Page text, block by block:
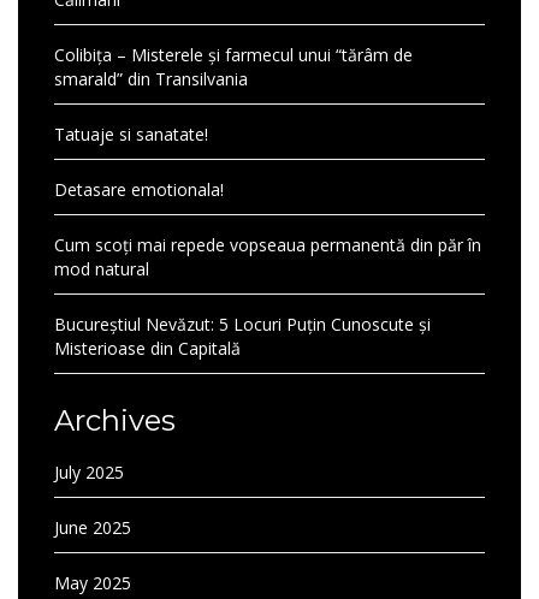
Colibița – Misterele și farmecul unui “tărâm de
smarald” din Transilvania
Tatuaje si sanatate!
Detasare emotionala!
Cum scoți mai repede vopseaua permanentă din păr în
mod natural
Bucureștiul Nevăzut: 5 Locuri Puțin Cunoscute și
Misterioase din Capitală
Archives
July 2025
June 2025
May 2025